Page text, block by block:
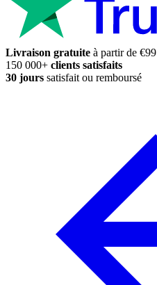
Livraison gratuite à partir de €99
150 000+ clients satisfaits
30 jours satisfait ou remboursé